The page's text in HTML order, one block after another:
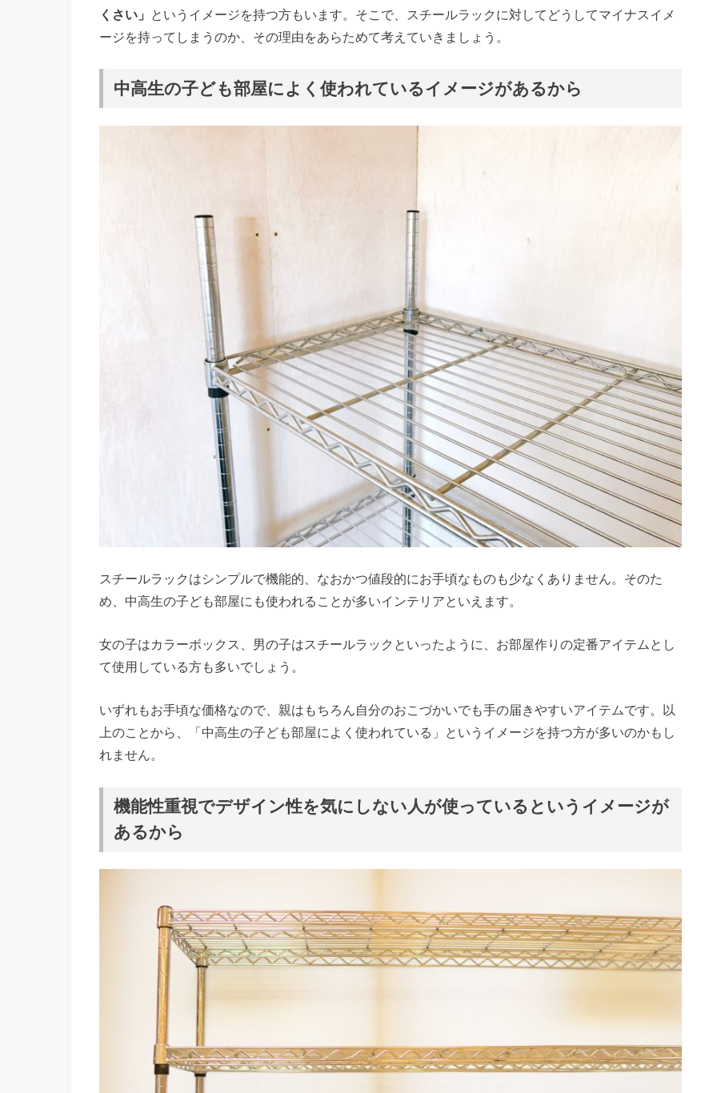
くさい」
というイメージを持つ方もいます。そこで、スチールラックに対してどうしてマイナスイメ
ージを持ってしまうのか、その理由をあらためて考えていきましょう。
中高生の子ども部屋によく使われているイメージがあるから
スチールラックはシンプルで機能的、なおかつ値段的にお手頃なものも少なくありません。そのた
め、中高生の子ども部屋にも使われることが多いインテリアといえます。
女の子はカラーボックス、男の子はスチールラックといったように、お部屋作りの定番アイテムとし
て使用している方も多いでしょう。
いずれもお手頃な価格なので、親はもちろん自分のおこづかいでも手の届きやすいアイテムです。以
上のことから、「中高生の子ども部屋によく使われている」というイメージを持つ方が多いのかもし
れません。
機能性重視でデザイン性を気にしない人が使っているというイメージが
あるから